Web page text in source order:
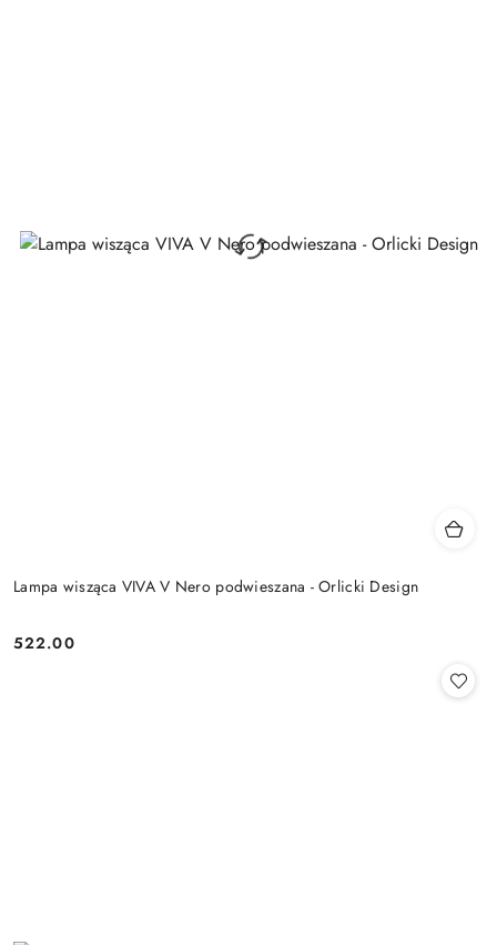
Lampa wisząca VIVA V Nero podwieszana - Orlicki Design
Cena:
522.00